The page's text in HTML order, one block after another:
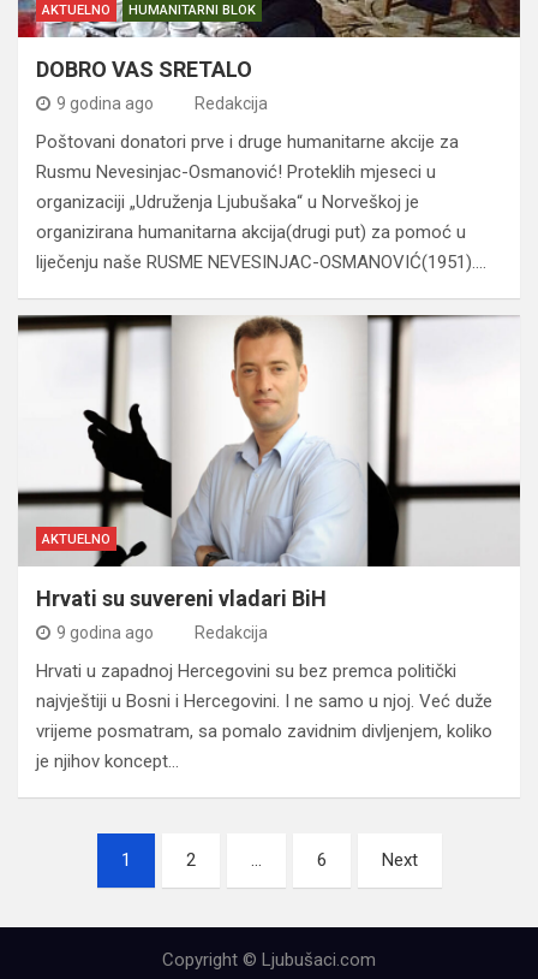
AKTUELNO HUMANITARNI BLOK
DOBRO VAS SRETALO
9 godina ago Redakcija
Poštovani donatori prve i druge humanitarne akcije za
Rusmu Nevesinjac-Osmanović! Proteklih mjeseci u
organizaciji „Udruženja Ljubušaka“ u Norveškoj je
organizirana humanitarna akcija(drugi put) za pomoć u
liječenju naše RUSME NEVESINJAC-OSMANOVIĆ(1951).…
AKTUELNO
Hrvati su suvereni vladari BiH
9 godina ago Redakcija
Hrvati u zapadnoj Hercegovini su bez premca politički
najvještiji u Bosni i Hercegovini. I ne samo u njoj. Već duže
vrijeme posmatram, sa pomalo zavidnim divljenjem, koliko
je njihov koncept…
Navigacija
člancima
1 2 … 6 Next
Copyright © Ljubušaci.com